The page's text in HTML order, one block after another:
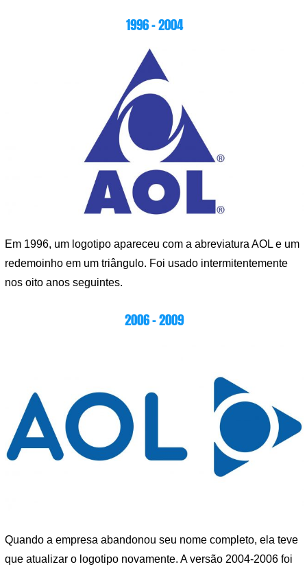
1996 – 2004
Em 1996, um logotipo apareceu com a abreviatura AOL e um
redemoinho em um triângulo. Foi usado intermitentemente
nos oito anos seguintes.
2006 – 2009
Quando a empresa abandonou seu nome completo, ela teve
que atualizar o logotipo novamente. A versão 2004-2006 foi